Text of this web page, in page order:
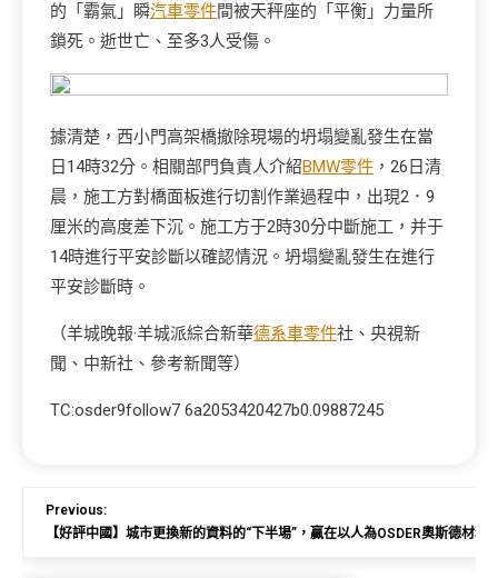
的「霸氣」瞬汽車零件間被天秤座的「平衡」力量所
鎖死。逝世亡、至多3人受傷。
據清楚，西小門高架橋撤除現場的坍塌變亂發生在當
日14時32分。相關部門負責人介紹BMW零件 ，26日清
晨，施工方對橋面板進行切割作業過程中，出現2．9
厘米的高度差下沉。施工方于2時30分中斷施工，并于
14時進行平安診斷以確認情況。坍塌變亂發生在進行
平安診斷時。
（羊城晚報·羊城派綜合新華德系車零件社、央視新
聞、中新社、參考新聞等）
TC:osder9follow7 6a2053420427b0.09887245
Previous:
【好評中國】城市更換新的資料的“下半場”，贏在以人為OSDER奧斯德材料